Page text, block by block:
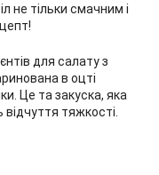
не тільки смачним і
для салату з
в оцті
Це та закуска, яка
тяжкості.